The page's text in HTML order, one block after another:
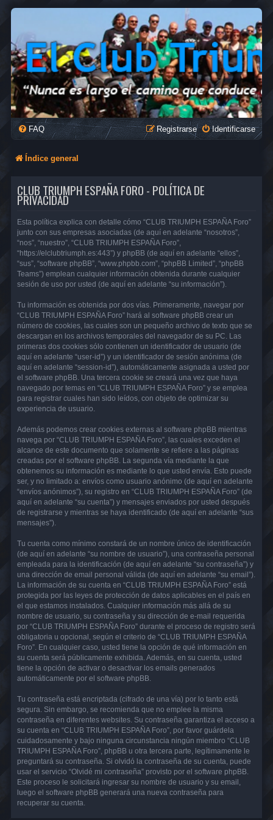
FAQ Identificarse
Registrarse
Índice general
CLUB TRIUMPH ESPAÑA FORO - POLÍTICA DE
PRIVACIDAD
Esta política explica con detalle cómo “CLUB TRIUMPH ESPAÑA Foro”
junto con sus empresas asociadas (de aquí en adelante “nosotros”,
“nos”, “nuestro”, “CLUB TRIUMPH ESPAÑA Foro”,
“https://elclubtriumph.es:443”) y phpBB (de aquí en adelante “ellos”,
“sus”, “software phpBB”, “www.phpbb.com”, “phpBB Limited”, “phpBB
Teams”) emplean cualquier información obtenida durante cualquier
sesión de uso por usted (de aquí en adelante “su información”).
Tu información es obtenida por dos vías. Primeramente, navegar por
“CLUB TRIUMPH ESPAÑA Foro” hará al software phpBB crear un
número de cookies, las cuales son un pequeño archivo de texto que se
descargan en los archivos temporales del navegador de su PC. Las
primeras dos cookies sólo contienen un identificador de usuario (de
aquí en adelante “user-id”) y un identificador de sesión anónima (de
aquí en adelante “session-id”), automáticamente asignada a usted por
el software phpBB. Una tercera cookie se creará una vez que haya
navegado por temas en “CLUB TRIUMPH ESPAÑA Foro” y se emplea
para registrar cuales han sido leídos, con objeto de optimizar su
experiencia de usuario.
Además podemos crear cookies externas al software phpBB mientras
navega por “CLUB TRIUMPH ESPAÑA Foro”, las cuales exceden el
alcance de este documento que solamente se refiere a las páginas
creadas por el software phpBB. La segunda vía mediante la que
obtenemos su información es mediante lo que usted envía. Esto puede
ser, y no limitado a: envíos como usuario anónimo (de aquí en adelante
“envíos anónimos”), su registro en “CLUB TRIUMPH ESPAÑA Foro” (de
aquí en adelante “su cuenta”) y mensajes enviados por usted después
de registrarse y mientras se haya identificado (de aquí en adelante “sus
mensajes”).
Tu cuenta como mínimo constará de un nombre único de identificación
(de aquí en adelante “su nombre de usuario”), una contraseña personal
empleada para la identificación (de aquí en adelante “su contraseña”) y
una dirección de email personal válida (de aquí en adelante “su email”).
La información de su cuenta en “CLUB TRIUMPH ESPAÑA Foro” está
protegida por las leyes de protección de datos aplicables en el país en
el que estamos instalados. Cualquier información más allá de su
nombre de usuario, su contraseña y su dirección de e-mail requerida
por “CLUB TRIUMPH ESPAÑA Foro” durante el proceso de registro será
obligatoria u opcional, según el criterio de “CLUB TRIUMPH ESPAÑA
Foro”. En cualquier caso, usted tiene la opción de qué información en
su cuenta será públicamente exhibida. Además, en su cuenta, usted
tiene la opción de activar o desactivar los emails generados
automáticamente por el software phpBB.
Tu contraseña está encriptada (cifrado de una vía) por lo tanto está
segura. Sin embargo, se recomienda que no emplee la misma
contraseña en diferentes websites. Su contraseña garantiza el acceso a
su cuenta en “CLUB TRIUMPH ESPAÑA Foro”, por favor guárdela
cuidadosamente y bajo ninguna circunstancia ningún miembro “CLUB
TRIUMPH ESPAÑA Foro”, phpBB u otra tercera parte, legítimamente le
preguntará su contraseña. Si olvidó la contraseña de su cuenta, puede
usar el servicio “Olvidé mi contraseña” provisto por el software phpBB.
Este proceso le solicitará ingresar su nombre de usuario y su email,
luego el software phpBB generará una nueva contraseña para
recuperar su cuenta.